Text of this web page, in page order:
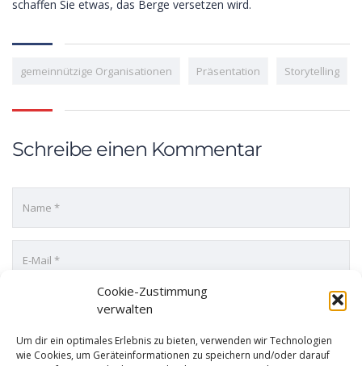
Cookie-Zustimmung
verwalten
Um dir ein optimales Erlebnis zu bieten, verwenden wir Technologien
wie Cookies, um Geräteinformationen zu speichern und/oder darauf
schaffen Sie etwas, das Berge versetzen wird.
gemeinnützige Organisationen Präsentation Storytelling
Schreibe einen Kommentar